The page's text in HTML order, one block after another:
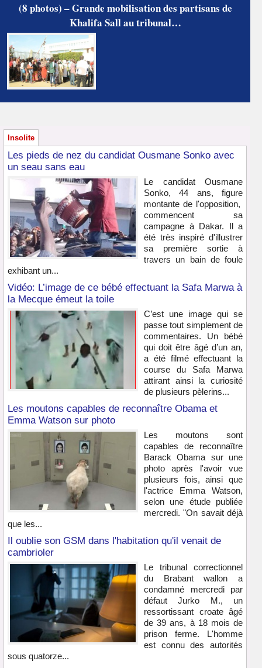
(8 photos) – Grande mobilisation des partisans de
Khalifa Sall au tribunal…
Insolite
Les pieds de nez du candidat Ousmane Sonko avec
un seau sans eau
Le candidat Ousmane
Sonko, 44 ans, figure
montante de l'opposition,
commencent sa
campagne à Dakar. Il a
été très inspiré d'illustrer
sa première sortie à
travers un bain de foule
exhibant un...
Vidéo: L’image de ce bébé effectuant la Safa Marwa à
la Mecque émeut la toile
C’est une image qui se
passe tout simplement de
commentaires. Un bébé
qui doit être âgé d’un an,
a été filmé effectuant la
course du Safa Marwa
attirant ainsi la curiosité
de plusieurs pèlerins...
Les moutons capables de reconnaître Obama et
Emma Watson sur photo
Les moutons sont
capables de reconnaître
Barack Obama sur une
photo après l'avoir vue
plusieurs fois, ainsi que
l'actrice Emma Watson,
selon une étude publiée
mercredi. "On savait déjà
que les...
Il oublie son GSM dans l'habitation qu'il venait de
cambrioler
Le tribunal correctionnel
du Brabant wallon a
condamné mercredi par
défaut Jurko M., un
ressortissant croate âgé
de 39 ans, à 18 mois de
prison ferme. L'homme
est connu des autorités
sous quatorze...